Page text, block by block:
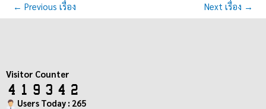
← Previous เรื่อง Next เรื่อง →
Visitor Counter
Users Today : 265